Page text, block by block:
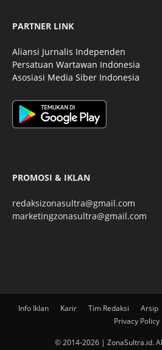
PARTNER LINK
Aliansi Jurnalis Independen
Persatuan Wartawan Indonesia
Asosiasi Media Siber Indonesia
PROMOSI & IKLAN
redaksizonasultra@gmail.com
marketingzonasultra@gmail.com
Info Iklan Karir Tim Redaksi Arsip
Privacy Policy
© 2014-2026 | ZonaSultra.id.